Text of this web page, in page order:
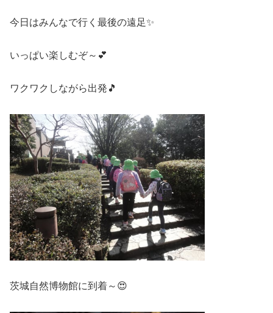
今日はみんなで行く最後の遠足✨
いっぱい楽しむぞ～💕
ワクワクしながら出発🎵
茨城自然博物館に到着～😍